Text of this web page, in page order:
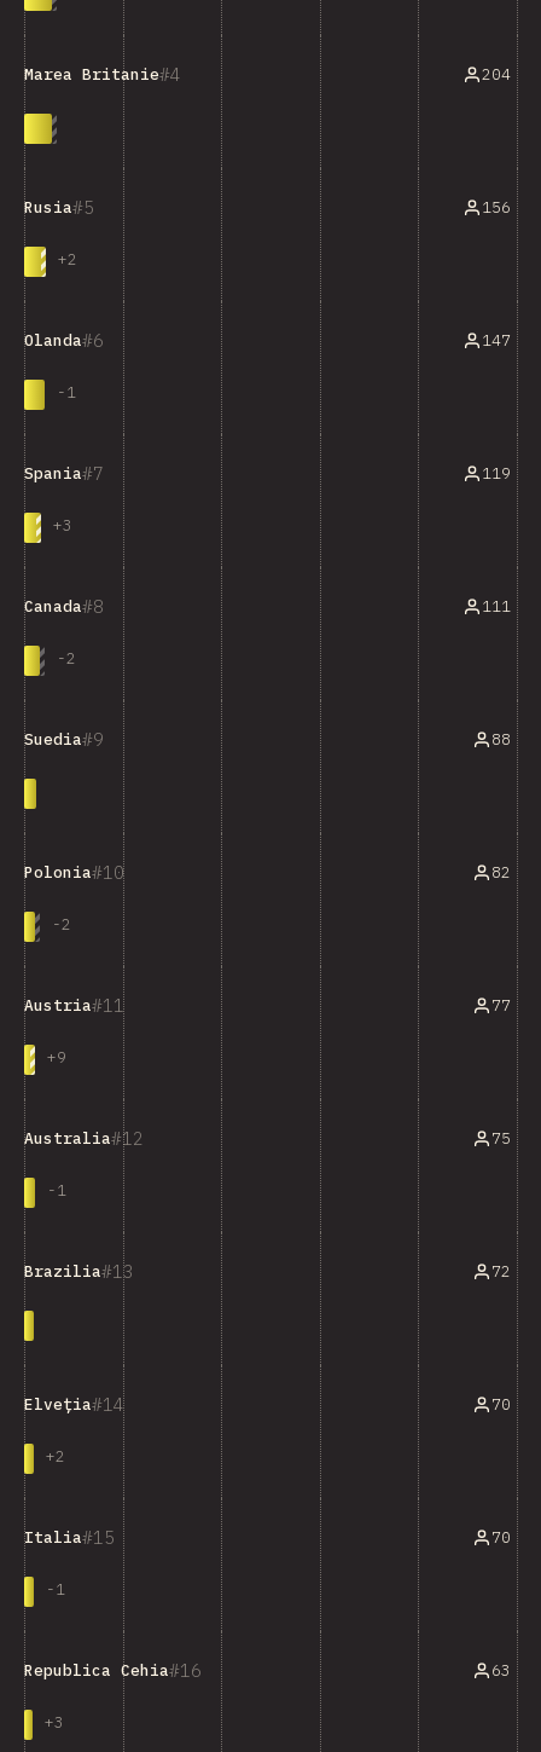
4
Marea Britanie 204
5
Rusia
+2
156
6
Olanda
-1
147
7
Spania
+3
119
8
Canada
-2
111
9
Suedia 88
10
Polonia
-2
82
11
Austria
+9
77
12
Australia
-1
75
13
Brazilia 72
14
Elveția
+2
70
15
Italia
-1
70
16
Republica Cehia
+3
63